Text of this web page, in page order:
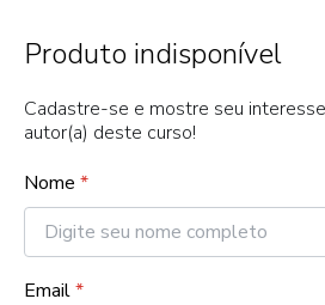
Produto indisponível
Cadastre-se e mostre seu
autor(a) deste curso!
Nome *
Email*